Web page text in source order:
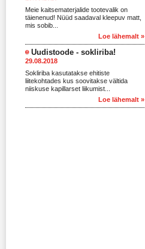
Meie kaitsematerjalide tootevalik on
täienenud! Nüüd saadaval kleepuv matt,
mis sobib...
Loe lähemalt »
Uudistoode - sokliriba!
29.08.2018
Sokliriba kasutatakse ehitiste
liitekohtades kus soovitakse vältida
niiskuse kapillarset liikumist...
Loe lähemalt »